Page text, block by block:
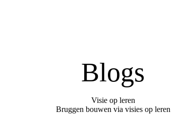
Blogs
Visie op leren
Bruggen bouwen via visies op leren